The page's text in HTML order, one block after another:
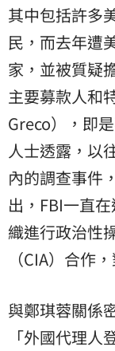
其中包括許多
民，而去年遭
家，並被質疑
主要募款人和
Greco），即
人士透露，以
內的調查事件
出，FBI一直
織進行政治性
（CIA）合作
與鄭琪蓉關係
「外國代理